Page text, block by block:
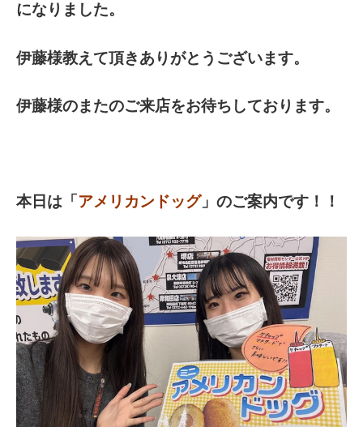
になりました。
伊藤様教えて頂きありがとうございます。
伊藤様のまたのご来店をお待ちしております。
本日は「 アメリカン ドッグ」のご案内です！！